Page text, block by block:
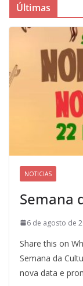
Últimas
NOTICIAS
Semana
6 de agosto de
Share this on
Semana da
nova data e